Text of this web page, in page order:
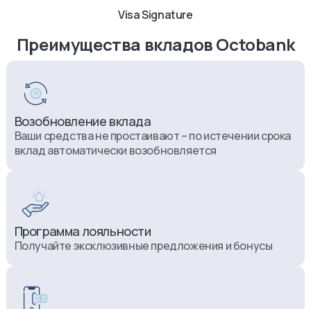
Visa Signature
Преимущества вкладов Octobank
Возобновление вклада
Ваши средства не простаивают – по истечении срока
вклад автоматически возобновляется
Программа лояльности
Получайте эксклюзивные предложения и бонусы